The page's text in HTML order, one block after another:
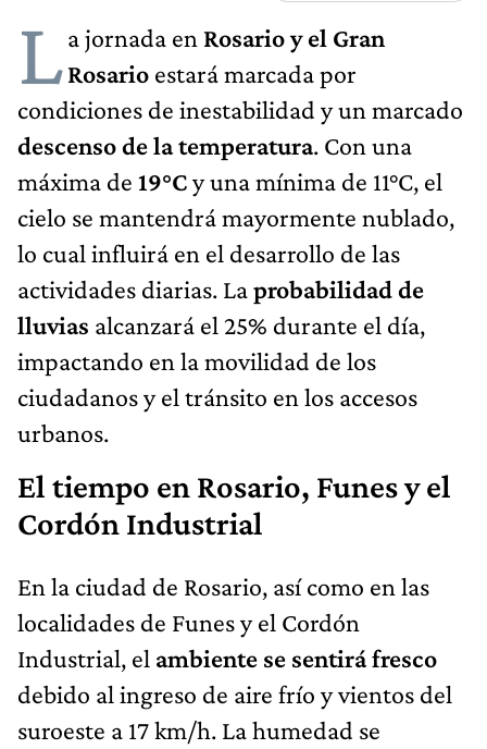
La jornada en Rosario y el Gran
Rosario estará marcada por
condiciones de inestabilidad y un marcado
descenso de la temperatura. Con una
máxima de 19°Cy una mínima de 11°C, el
cielo se mantendrá mayormente nublado,
lo cual influirá en el desarrollo de las
actividades diarias. Laprobabilidad de
lluvias alcanzará el 25% durante el día,
impactando en la movilidad de los
ciudadanos y el tránsito en los accesos
urbanos.
El tiempo en Rosario, Funes y el
Cordón Industrial
En la ciudad de Rosario, así como en las
localidades de Funes y el Cordón
Industrial, el ambiente se sentirá fresco
debido al ingreso de aire frío y vientos del
suroeste a 17 km/h. La humedad se